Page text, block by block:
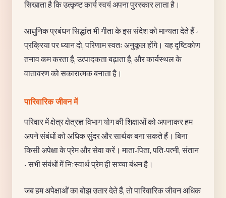
सिखाता है कि उत्कृष्ट कार्य स्वयं अपना पुरस्कार लाता है।
आधुनिक प्रबंधन सिद्धांत भी गीता के इस संदेश को मान्यता देते हैं -
प्रक्रिया पर ध्यान दो, परिणाम स्वतः अनुकूल होंगे। यह दृष्टिकोण
तनाव कम करता है, उत्पादकता बढ़ाता है, और कार्यस्थल के
वातावरण को सकारात्मक बनाता है।
पारिवारिक जीवन में
परिवार में क्षेत्र क्षेत्रज्ञ विभाग योग की शिक्षाओं को अपनाकर हम
अपने संबंधों को अधिक सुंदर और सार्थक बना सकते हैं। बिना
किसी अपेक्षा के प्रेम और सेवा करें। माता-पिता, पति-पत्नी, संतान
- सभी संबंधों में निःस्वार्थ प्रेम ही सच्चा बंधन है।
जब हम अपेक्षाओं का बोझ उतार देते हैं, तो पारिवारिक जीवन अधिक